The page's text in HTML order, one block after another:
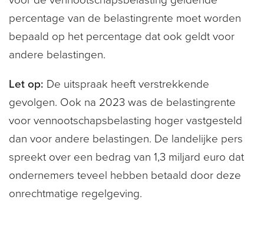
percentage van de belastingrente moet worden
bepaald op het percentage dat ook geldt voor
andere belastingen.
Let op: De uitspraak heeft verstrekkende
gevolgen. Ook na 2023 was de belastingrente
voor vennootschapsbelasting hoger vastgesteld
dan voor andere belastingen. De landelijke pers
spreekt over een bedrag van 1,3 miljard euro dat
ondernemers teveel hebben betaald door deze
onrechtmatige regelgeving.